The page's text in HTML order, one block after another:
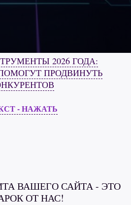
2026 ГОДА:
ПРОДВИНУТЬ
- НАЖАТЬ
ВАШЕГО САЙТА - ЭТО
ОТ НАС!